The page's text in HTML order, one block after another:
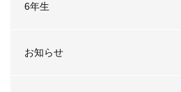
6年生
お知らせ